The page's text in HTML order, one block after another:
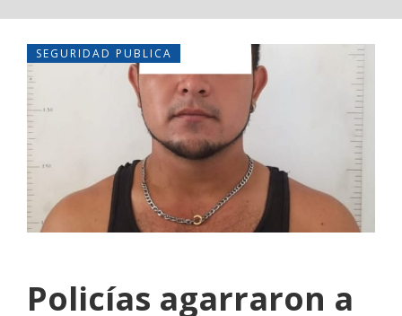
SEGURIDAD PUBLICA
Policías agarraron a